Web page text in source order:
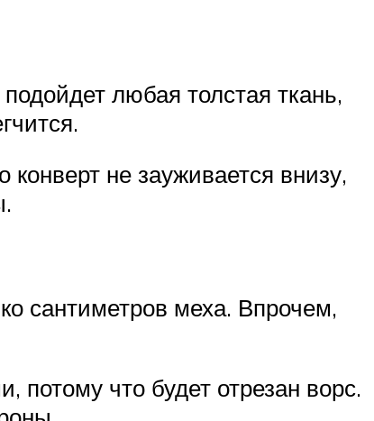
любая толстая ткань,
не зауживается внизу,
сантиметров меха. Впрочем,
потому что будет отрезан ворс.